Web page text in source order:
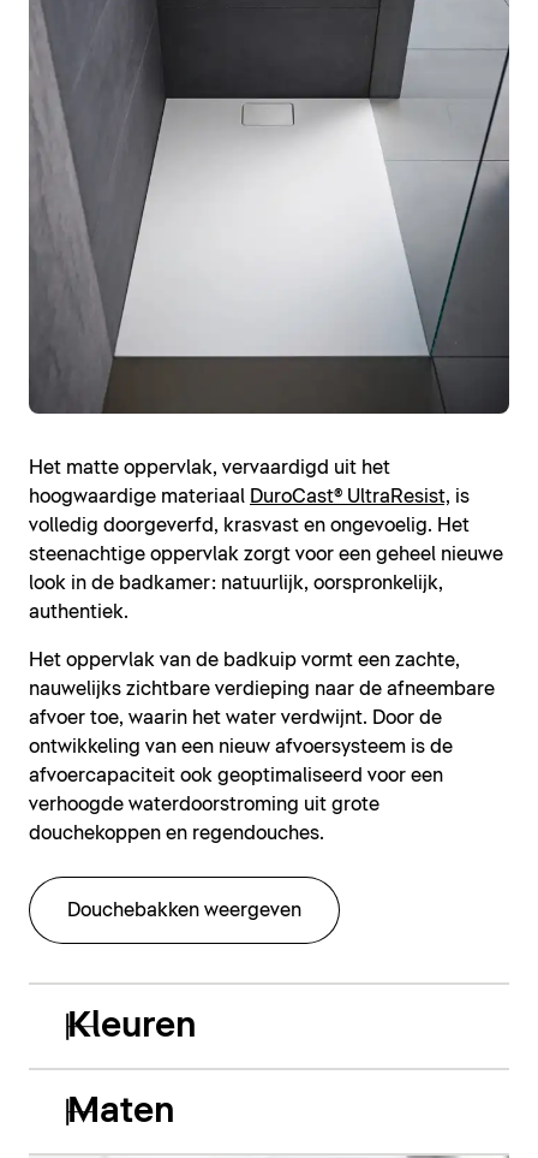
Het matte oppervlak, vervaardigd uit het
hoogwaardige materiaal DuroCast® UltraResist, is
volledig doorgeverfd, krasvast en ongevoelig. Het
steenachtige oppervlak zorgt voor een geheel nieuwe
look in de badkamer: natuurlijk, oorspronkelijk,
authentiek.
Het oppervlak van de badkuip vormt een zachte,
nauwelijks zichtbare verdieping naar de afneembare
afvoer toe, waarin het water verdwijnt. Door de
ontwikkeling van een nieuw afvoersysteem is de
afvoercapaciteit ook geoptimaliseerd voor een
verhoogde waterdoorstroming uit grote
douchekoppen en regendouches.
Douchebakken weergeven
Kleuren
Maten